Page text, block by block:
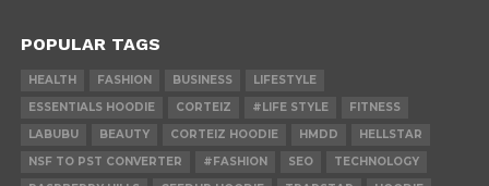
POPULAR TAGS
HEALTH FASHION BUSINESS
LIFESTYLE
ESSENTIALS HOODIE
CORTEIZ #LIFE STYLE
FITNESS
LABUBU
BEAUTY CORTEIZ HOODIE HMDD
HELLSTAR
NSF TO PST CONVERTER
#FASHION SEO
TECHNOLOGY